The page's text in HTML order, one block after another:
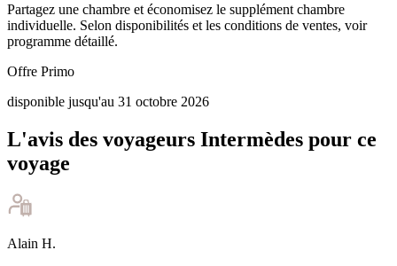
Partagez une chambre et économisez le supplément chambre
individuelle. Selon disponibilités et les conditions de ventes, voir
programme détaillé.
Offre Primo
disponible jusqu'au 31 octobre 2026
L'avis des voyageurs Intermèdes pour ce
voyage
Alain H.